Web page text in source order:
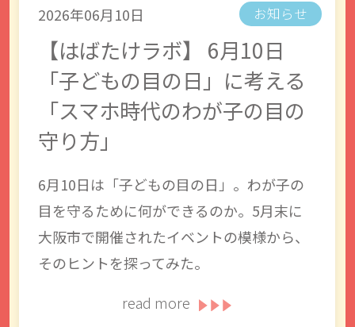
2026年06月10日 お知らせ
【はばたけラボ】 6月10日
「子どもの目の日」に考える
「スマホ時代のわが子の目の
守り方」
6月10日は「子どもの目の日」。わが子の
目を守るために何ができるのか。5月末に
大阪市で開催されたイベントの模様から、
そのヒントを探ってみた。
read more